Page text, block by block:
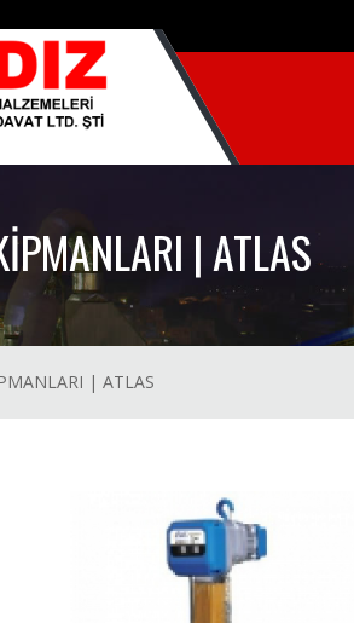
| ATLAS
| ATLAS